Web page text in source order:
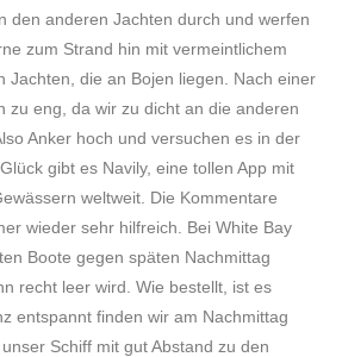
den anderen Jachten durch und werfen
zum Strand hin mit vermeintlichem
Jachten, die an Bojen liegen. Nach einer
zu eng, da wir zu dicht an die anderen
Anker hoch und versuchen es in der
gibt es Navily, eine tollen App mit
weltweit. Die Kommentare
wieder sehr hilfreich. Bei White Bay
Boote gegen späten Nachmittag
recht leer wird. Wie bestellt, ist es
entspannt finden wir am Nachmittag
Schiff mit gut Abstand zu den